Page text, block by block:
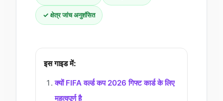
✓ क्षेत्र जांच अनुशंसित
इस गाइड में:
क्यों FIFA वर्ल्ड कप 2026 गिफ्ट कार्ड के लिए
महत्वपूर्ण है